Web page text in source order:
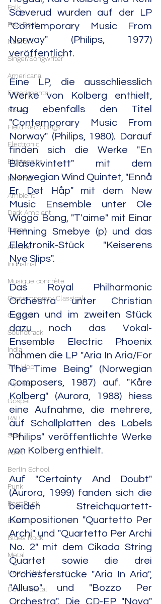
Folk
Folk Rock
Neofolk
Singer/Songwriter
Americana
Experimental
Noise
Field Recordings
Electronic
Electronica
Minimal
Ambient
Dark Ambient
Drone
Abstract
Industrial
Musique concrète
Contemporary Classical
Classical
Soundtrack
India
Trip Hop
Hip Hop
Gospel
R&B
Soul
Funk
Berlin School
Punk
Post Punk
Blues
Blues Rock
Metal
Heavy Metal
Doom Metal
Sæverud wurden auf der LP
"Contemporary Music From
Norway" (Philips, 1977)
veröffentlicht.
Eine LP, die ausschliesslich
Werke von Kolberg enthielt,
trug ebenfalls den Titel
"Contemporary Music From
Norway" (Philips, 1980). Darauf
finden sich die Werke "En
Bläsekvintett" mit dem
Norwegian Wind Quintet, "Ennå
Er Det Håp" mit dem New
Music Ensemble unter Ole
Wiggo Bang, "T'aime" mit Einar
Henning Smebye (p) und das
Elektronik-Stück "Keiserens
Nye Slips".
Das Royal Philharmonic
Orchestra unter Christian
Eggen und im zweiten Stück
dazu noch das Vokal-
Ensemble Electric Phoenix
nahmen die LP "Aria In Aria/For
The Time Being" (Norwegian
Composers, 1987) auf. "Kåre
Kolberg" (Aurora, 1988) hiess
eine Aufnahme, die mehrere,
auf Schallplatten des Labels
"Philips" veröffentlichte Werke
von Kolberg enthielt.
Auf "Certainty And Doubt"
(Aurora, 1999) fanden sich die
beiden Streichquartett-
Kompositionen "Quartetto Per
Archi" und "Quartetto Per Archi
No. 2" mit dem Cikada String
Quartet sowie die drei
Orchesterstücke "Aria In Aria",
"Alluso" und "Bozzo Per
Orchestra". Die CD-EP "Nova"